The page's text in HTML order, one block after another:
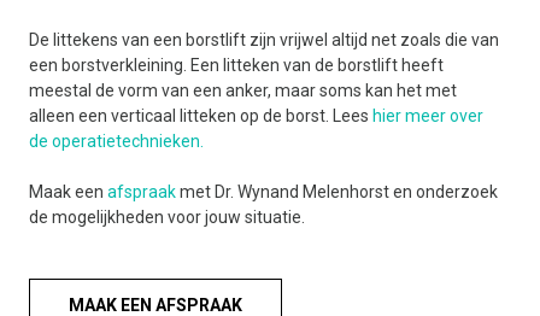
De littekens van een borstlift zijn vrijwel altijd net zoals die van
een borstverkleining. Een litteken van de borstlift heeft
meestal de vorm van een anker, maar soms kan het met
alleen een verticaal litteken op de borst. Lees hier meer over
de operatietechnieken.
Maak eenafspraakmet Dr. Wynand Melenhorst en onderzoek
de mogelijkheden voor jouw situatie.
MAAK EEN AFSPRAAK